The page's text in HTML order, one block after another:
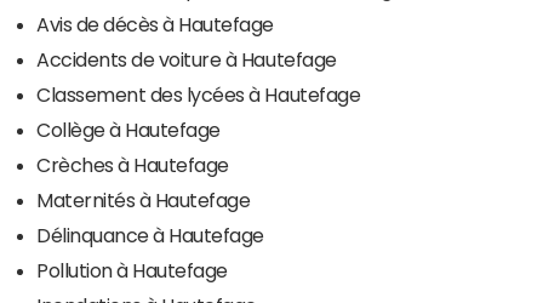
Avis de décès à Hautefage
Accidents de voiture à Hautefage
Classement des lycées à Hautefage
Collège à Hautefage
Crèches à Hautefage
Maternités à Hautefage
Délinquance à Hautefage
Pollution à Hautefage